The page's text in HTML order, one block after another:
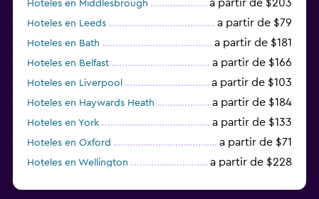
Hoteles en Middlesbrough a partir de $203
Hoteles en Leeds a partir de $79
Hoteles en Bath a partir de $181
Hoteles en Belfast a partir de $166
Hoteles en Liverpool a partir de $103
Hoteles en Haywards Heath a partir de $184
Hoteles en York a partir de $133
Hoteles en Oxford a partir de $71
Hoteles en Wellington a partir de $228